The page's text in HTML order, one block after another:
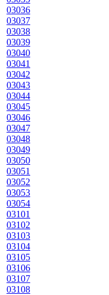
03036
03037
03038
03039
03040
03041
03042
03043
03044
03045
03046
03047
03048
03049
03050
03051
03052
03053
03054
03101
03102
03103
03104
03105
03106
03107
03108